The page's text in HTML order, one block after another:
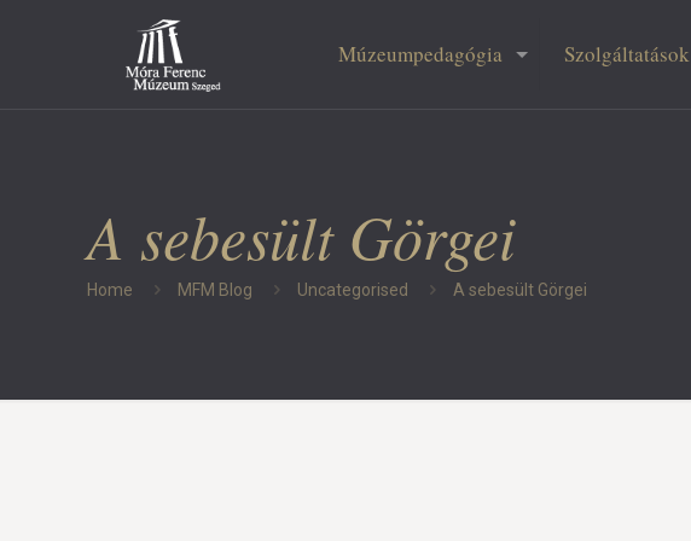
Múzeumpedagógia Szolgáltatások
A sebesült Görgei
Home MFM Blog Uncategorised A sebesült Görgei